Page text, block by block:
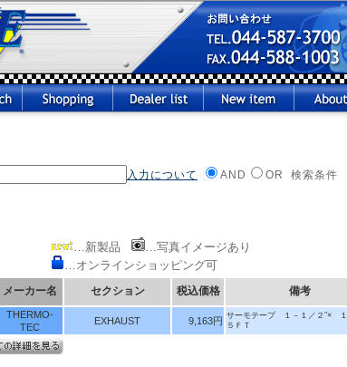
入力について
AND OR 検索条件
…新製品
…写真イメージあり
…オンラインショッピング可
メーカー名 セクション 税込価格 備考
THERMO-
TEC
EXHAUST 9,163円 サーモテープ １－１／２″× １
５ＦＴ